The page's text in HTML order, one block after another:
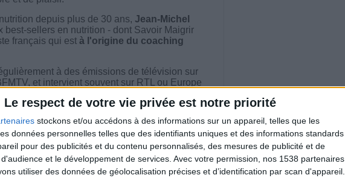
Le respect de votre vie privée est notre priorité
stockons et/ou accédons à des informations sur un appareil, telles que les
données personnelles telles que des identifiants uniques et des informations standards
pour des publicités et du contenu personnalisés, des mesures de publicité et de
et le développement de services. Avec votre permission, nos 1538 partenaires
utiliser des données de géolocalisation précises et d’identification par scan d'appareil.
depuis plus de 30 ans, Jean-Michel
best-sellers en nutrition - dont Savoir Maigrir
français qui est à l'origine du coaching
à des émissions de télévision sur
et intervient souvent sur RTL ou Europe
en 2002, Jean-Michel Cohen a permis
de maigrir durablement en bénéficiant
sur mesure et d'un programme minceur plus
et plus personnalisé.